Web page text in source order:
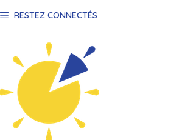
RESTEZ CONNECTÉS